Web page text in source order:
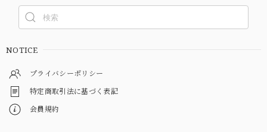
NOTICE
プライバシーポリシー
特定商取引法に基づく表記
会員規約